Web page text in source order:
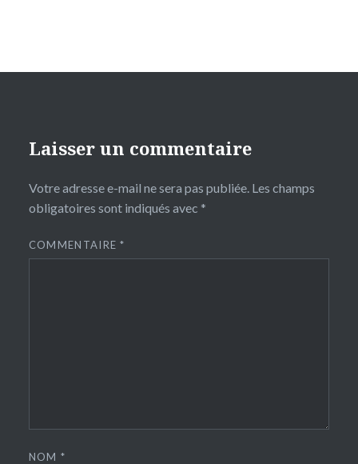
Laisser un commentaire
Votre adresse e-mail ne sera pas publiée. Les champs
obligatoires sont indiqués avec *
COMMENTAIRE*
NOM*